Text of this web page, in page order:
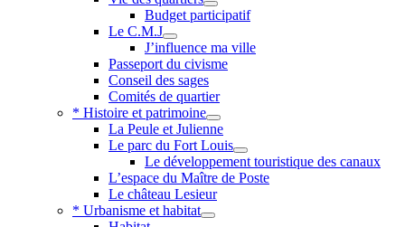
Budget participatif
Le C.M.J
J’influence ma ville
Passeport du civisme
Conseil des sages
Comités de quartier
* Histoire et patrimoine
La Peule et Julienne
Le parc du Fort Louis
Le développement touristique des canaux
L’espace du Maître de Poste
Le château Lesieur
* Urbanisme et habitat